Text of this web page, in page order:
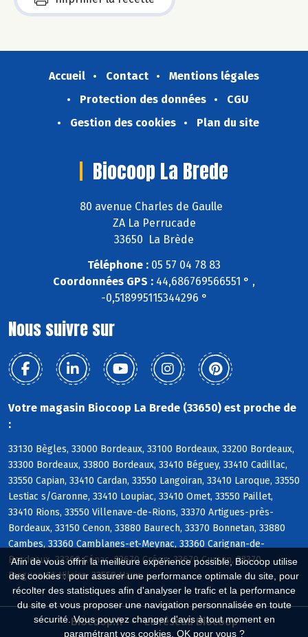
Afin de vous offrir la meilleure expérience possible, Biocoop utilise
des cookies : pour assurer une performance optimale du site, pour
récolter des statistiques afin d'analyser le trafic et la performance
du site et vous proposer une navigation personnalisée en toute
sécurité. Vous pouvez changer d'avis à tout moment en
paramétrant vos cookies. OK pour vous ?
Accueil Contact
Mentions légales
Protection des données
CGU
Gestion des cookies
Plan du site
Biocoop La Brede
80 avenue Charles de Gaulle
ZA La Perrucade
33650 La Brède
Téléphone : 05 57 04 78 83
Coordonnées GPS : 44,686769566551 ° ,
-0,518995115344296 °
Nous suivre sur
Votre magasin Biocoop La Brede (33650) est proche de
:
33130 Bègles, 33000 Bordeaux, 33100 Bordeaux, 33200 Bordeaux,
33300 Bordeaux, 33800 Bordeaux, 33410 Béguey, 33410 Cadillac,
33550 Capian, 33410 Cardan, 33550 Langoiran, 33410 Laroque, 33550
Lestiac s/Garonne, 33410 Loupiac, 33410 Omet, 33550 Paillet,
33410 Rions, 33550 Villenave-de-Rions, 33370 Artigues-près-
Bordeaux, 33150 Cenon, 33880 Baurech, 33370 Bonnetan, 33880
Cambes, 33360 Camblanes-et-Meynac, 33360 Carignan-de-
Bordeaux, 33360 Cénac, 33670 Créon, 33670 Cursan, 33370
Fargues-St-Hilaire, 33550 Haux
Biocoop.fr
Le réseau Biocoop